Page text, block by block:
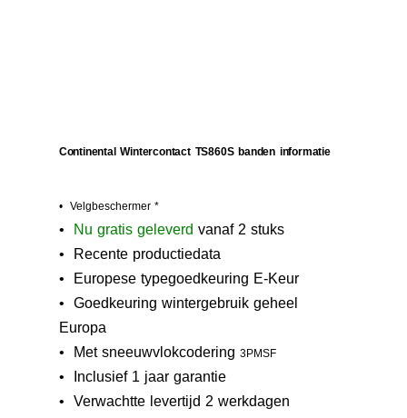
Continental Wintercontact TS860S banden informatie
• Velgbeschermer *
• N u gratis geleverd vanaf 2 stuks
• Recente productiedata
• Europese typegoedkeuring E-Keur
• Goedkeuring wintergebruik geheel
Europa
• Met sneeuwvlokcodering 3PMSF
• Inclusief 1 jaar garantie
• Verwachtte levertijd 2 werkdagen